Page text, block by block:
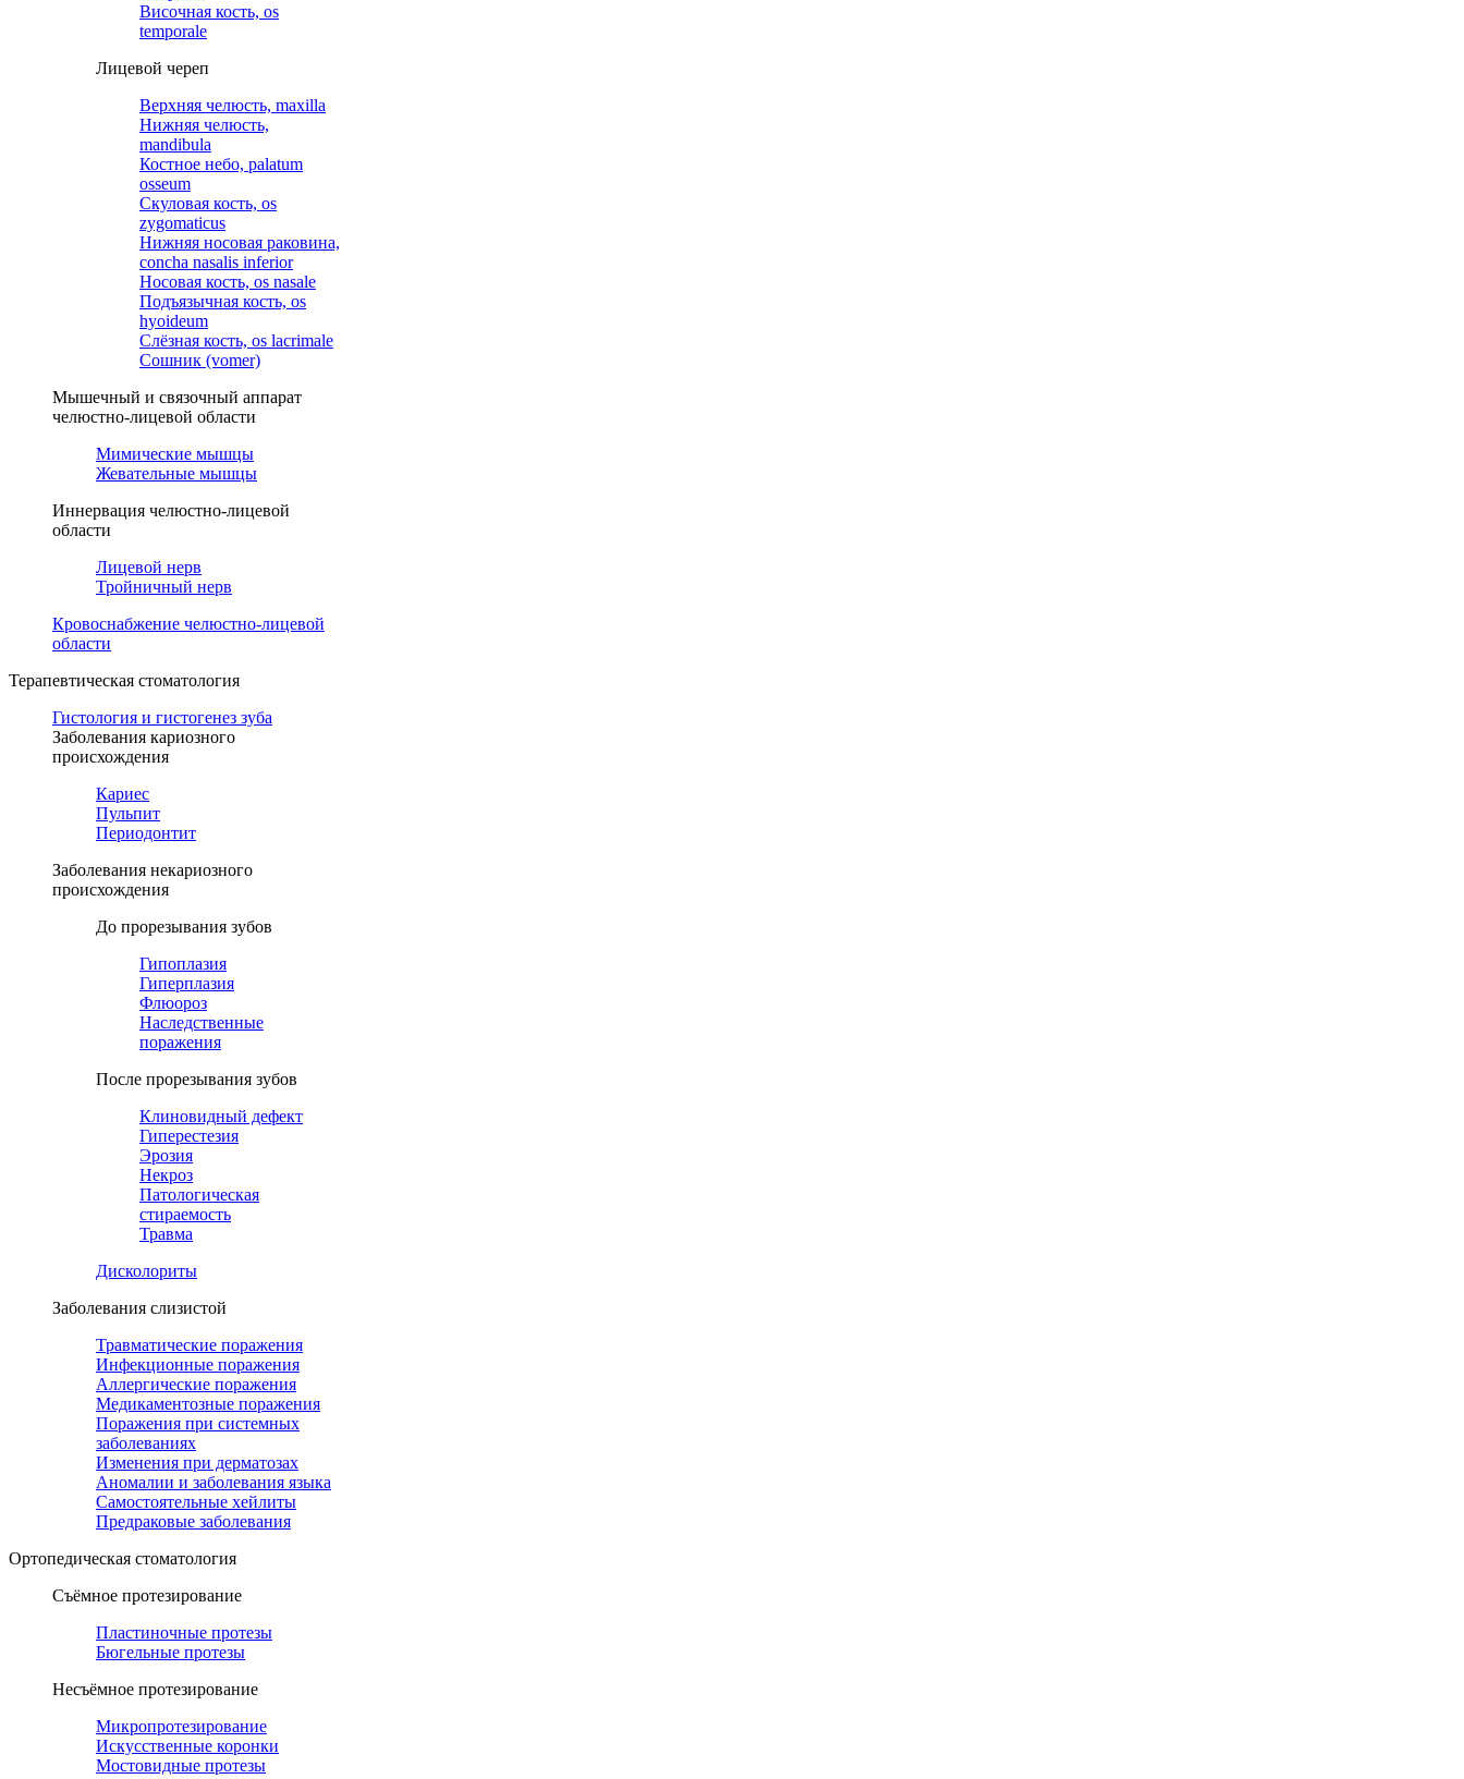
Височная кость, os
temporale
Лицевой череп
Верхняя челюсть, maxilla
Нижняя челюсть,
mandibula
Костное небо, palatum
osseum
Скуловая кость, os
zygomaticus
Нижняя носовая раковина,
concha nasalis inferior
Носовая кость, os nasale
Подъязычная кость, os
hyoideum
Слёзная кость, os lacrimale
Сошник (vomer)
Мышечный и связочный аппарат
челюстно-лицевой области
Мимические мышцы
Жевательные мышцы
Иннервация челюстно-лицевой
области
Лицевой нерв
Тройничный нерв
Кровоснабжение челюстно-лицевой
области
Терапевтическая стоматология
Гистология и гистогенез зуба
Заболевания кариозного
происхождения
Кариес
Пульпит
Периодонтит
Заболевания некариозного
происхождения
До прорезывания зубов
Гипоплазия
Гиперплазия
Флюороз
Наследственные
поражения
После прорезывания зубов
Клиновидный дефект
Гиперестезия
Эрозия
Некроз
Патологическая
стираемость
Травма
Дисколориты
Заболевания слизистой
Травматические поражения
Инфекционные поражения
Аллергические поражения
Медикаментозные поражения
Поражения при системных
заболеваниях
Изменения при дерматозах
Аномалии и заболевания языка
Самостоятельные хейлиты
Предраковые заболевания
Ортопедическая cтоматология
Съёмное протезирование
Пластиночные протезы
Бюгельные протезы
Несъёмное протезирование
Микропротезирование
Искусственные коронки
Мостовидные протезы